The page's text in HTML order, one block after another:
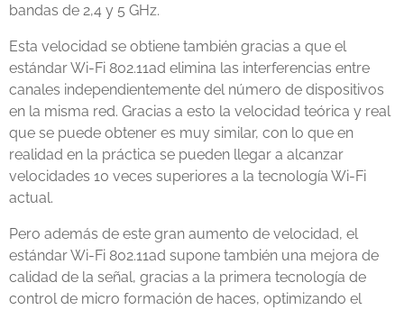
bandas de 2,4 y 5 GHz.
Esta velocidad se obtiene también gracias a que el
estándar Wi-Fi 802.11ad elimina las interferencias entre
canales independientemente del número de dispositivos
en la misma red. Gracias a esto la velocidad teórica y real
que se puede obtener es muy similar, con lo que en
realidad en la práctica se pueden llegar a alcanzar
velocidades 10 veces superiores a la tecnología Wi-Fi
actual.
Pero además de este gran aumento de velocidad, el
estándar Wi-Fi 802.11ad supone también una mejora de
calidad de la señal, gracias a la primera tecnología de
control de micro formación de haces, optimizando el